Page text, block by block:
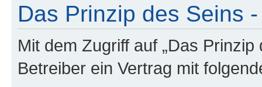
Das Prinzip des Seins
Mit dem Zugriff auf „Das
Betreiber ein Vertrag mit